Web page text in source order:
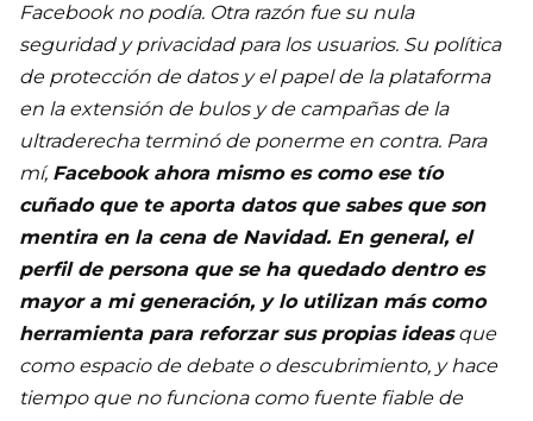
Facebook no podía. Otra razón fue su nula
seguridad y privacidad para los usuarios. Su política
de protección de datos y el papel de la plataforma
en la extensión de bulos y de campañas de la
ultraderecha terminó de ponerme en contra. Para
mí, Facebook ahora mismo es como ese tío
cuñado que te aporta datos que sabes que son
mentira en la cena de Navidad. En general, el
perfil de persona que se ha quedado dentro es
mayor a mi generación, y lo utilizan más como
herramienta para reforzar sus propias ideasque
como espacio de debate o descubrimiento, y hace
tiempo que no funciona como fuente fiable de